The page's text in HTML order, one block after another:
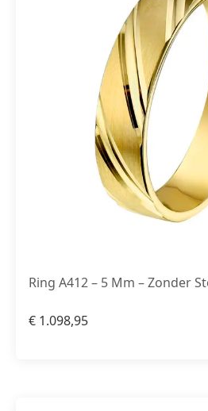
Ring A412 – 5 Mm – Zonder
€ 1.098,95